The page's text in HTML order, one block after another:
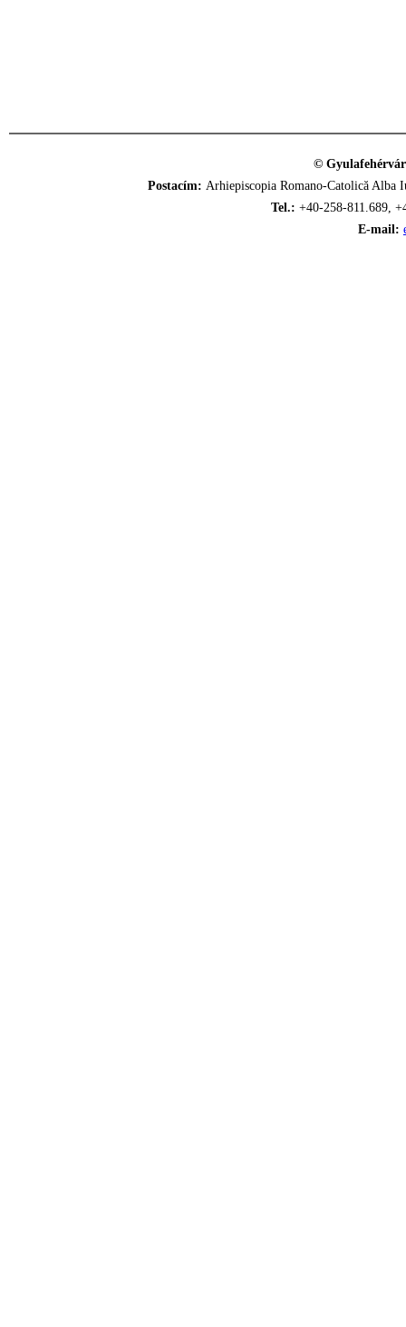
©
Postacím: Arhiepiscopia Romano-Catolică
Tel.: +40-258-811.689,
E-mail: